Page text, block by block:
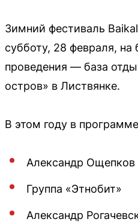
Зимний фестиваль
субботу, 28 февраля, на
проведения — база
остров» в Листвянке.
В этом году в
Александр Ощепков
Группа «Этнобит»
Александр